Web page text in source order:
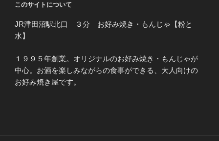
このサイトについて
JR津田沼駅北口 ３分 お好み焼き・もんじゃ【粉と
水】
１９９５年創業。オリジナルのお好み焼き・もんじゃが
中心。お酒を楽しみながらの食事ができる、大人向けの
お好み焼き屋です。